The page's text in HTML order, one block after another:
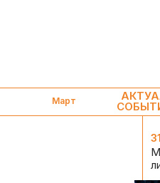
Март